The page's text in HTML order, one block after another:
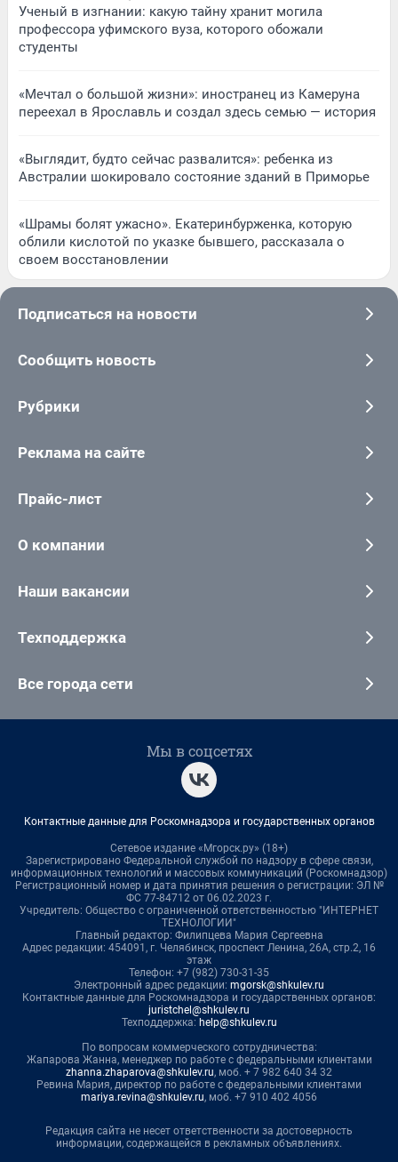
Ученый в изгнании: какую тайну хранит могила
профессора уфимского вуза, которого обожали
студенты
«Мечтал о большой жизни»: иностранец из Камеруна
переехал в Ярославль и создал здесь семью — история
«Выглядит, будто сейчас развалится»: ребенка из
Австралии шокировало состояние зданий в Приморье
«Шрамы болят ужасно». Екатеринбурженка, которую
облили кислотой по указке бывшего, рассказала о
своем восстановлении
Подписаться на новости
Сообщить новость
Рубрики
Реклама на сайте
Прайс-лист
О компании
Наши вакансии
Техподдержка
Все города сети
Мы в соцсетях
Контактные данные для Роскомнадзора и государственных органов
Сетевое издание «Мгорск.ру» (18+)
Зарегистрировано Федеральной службой по надзору в сфере связи,
информационных технологий и массовых коммуникаций (Роскомнадзор)
Регистрационный номер и дата принятия решения о регистрации: ЭЛ №
ФС 77-84712 от 06.02.2023 г.
Учредитель: Общество с ограниченной ответственностью "ИНТЕРНЕТ
ТЕХНОЛОГИИ"
Главный редактор: Филипцева Мария Сергеевна
Адрес редакции: 454091, г. Челябинск, проспект Ленина, 26А, стр.2, 16
этаж
Телефон: +7 (982) 730-31-35
Электронный адрес редакции: mgorsk@shkulev.ru
Контактные данные для Роскомнадзора и государственных органов:
juristchel@shkulev.ru
Техподдержка: help@shkulev.ru
По вопросам коммерческого сотрудничества:
Жапарова Жанна, менеджер по работе с федеральными клиентами
zhanna.zhaparova@shkulev.ru, моб. + 7 982 640 34 32
Ревина Мария, директор по работе с федеральными клиентами
mariya.revina@shkulev.ru, моб. +7 910 402 4056
Редакция сайта не несет ответственности за достоверность
информации, содержащейся в рекламных объявлениях.